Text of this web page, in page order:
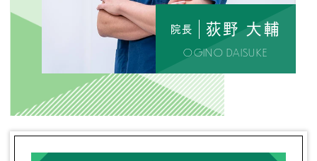
院長 荻野 大輔
OGINO DAISUKE